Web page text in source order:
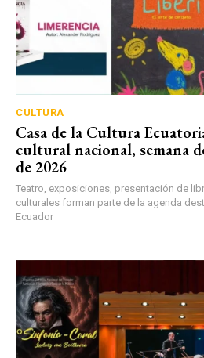
CULTURA
Casa de la Cultura
cultural nacional, semana
de 2026
Teatro, exposiciones, presentación de
culturales forman parte de la agenda
Ecuador